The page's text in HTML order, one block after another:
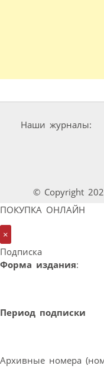
Наши журналы:
© Copyright
ПОКУПКА ОНЛАЙН
×
Подписка
Форма издания:
Период подписки
Архивные номера